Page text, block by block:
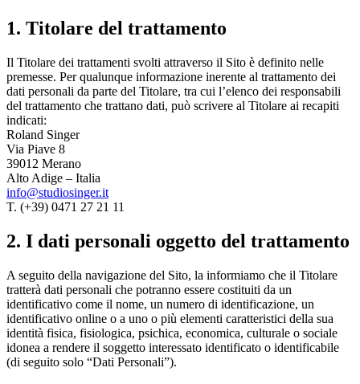
1. Titolare del trattamento
Il Titolare dei trattamenti svolti attraverso il Sito è definito nelle
premesse. Per qualunque informazione inerente al trattamento dei
dati personali da parte del Titolare, tra cui l’elenco dei responsabili
del trattamento che trattano dati, può scrivere al Titolare ai recapiti
indicati:
Roland Singer
Via Piave 8
39012 Merano
Alto Adige – Italia
info@studiosinger.it
T. (+39) 0471 27 21 11
2. I dati personali oggetto del trattamento
A seguito della navigazione del Sito, la informiamo che il Titolare
tratterà dati personali che potranno essere costituiti da un
identificativo come il nome, un numero di identificazione, un
identificativo online o a uno o più elementi caratteristici della sua
identità fisica, fisiologica, psichica, economica, culturale o sociale
idonea a rendere il soggetto interessato identificato o identificabile
(di seguito solo “Dati Personali”).